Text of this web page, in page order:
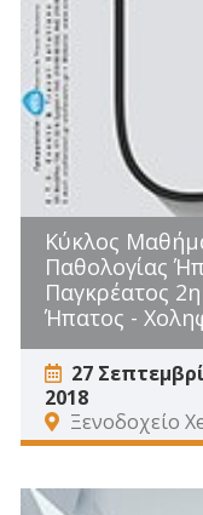
Κύκλος
Παθολογίας
Παγκρέατος
Ήπατος -
27
2018
Ξενοδοχείο